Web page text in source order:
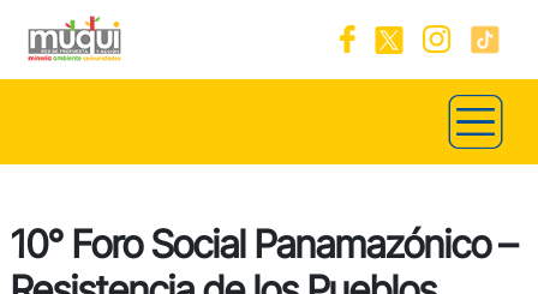
10° Foro Social Panamazónico –